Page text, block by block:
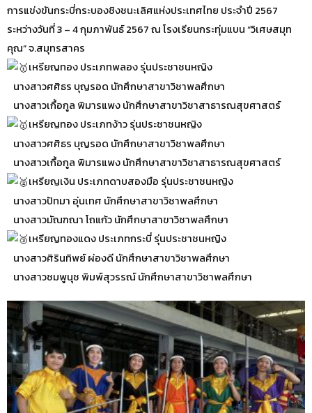
การแข่งขันกระบี่กระบองชิงชนะเลิศแห่งประเทศไทย ประจำปี 2567
ระหว่างวันที่ 3 – 4 กุมภาพันธ์ 2567 ณ โรงเรียนกระทุ่มแบน “วิเศษสมุท
คุณ” จ.สมุทรสาคร
เหรียญทอง ประเภทพลอง รุ่นประชาชนหญิง
นางสาวศศิธร บุญรอด นักศึกษาสาขาวิชาพลศึกษา
นางสาวเกื้อกูล พิมารแพง นักศึกษาสาขาวิชาสาธารณสุขศาสตร์
เหรียญทอง ประเภทง้าว รุ่นประชาชนหญิง
นางสาวศศิธร บุญรอด นักศึกษาสาขาวิชาพลศึกษา
นางสาวเกื้อกูล พิมารแพง นักศึกษาสาขาวิชาสาธารณสุขศาสตร์
เหรียญเงิน ประเภทดาบสองมือ รุ่นประชาชนหญิง
นางสาวปัทมา อุ่นเทศ นักศึกษาสาขาวิชาพลศึกษา
นางสาวมัณฑณา โถแก้ว นักศึกษาสาขาวิชาพลศึกษา
เหรียญทองแดง ประเภทกระบี่ รุ่นประชาชนหญิง
นางสาวศิรินทิพย์ ผ่องดี นักศึกษาสาขาวิชาพลศึกษา
นางสาวชมพูนุช พิมพ์สุวรรณ์ นักศึกษาสาขาวิชาพลศึกษา